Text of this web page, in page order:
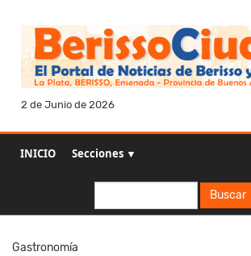
2 de Junio de 2026
INICIO Secciones ▼
Buscar
Gastronomía